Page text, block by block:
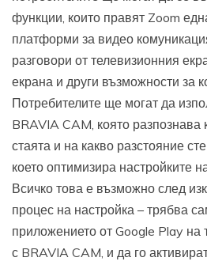
функции, които правят Zoom
платформи за видео
разговори от телевизионния
екрана и други възможности за
Потребителите ще могат да
BRAVIA CAM, която разпознава
стаята и на какво разстояние
което оптимизира настройките
Всичко това е възможно след
процес на настройка – трябва
приложението от Google Play на
с BRAVIA CAM, и да го